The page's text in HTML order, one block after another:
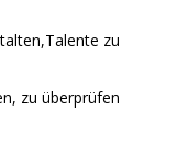
zu
zu überprüfen